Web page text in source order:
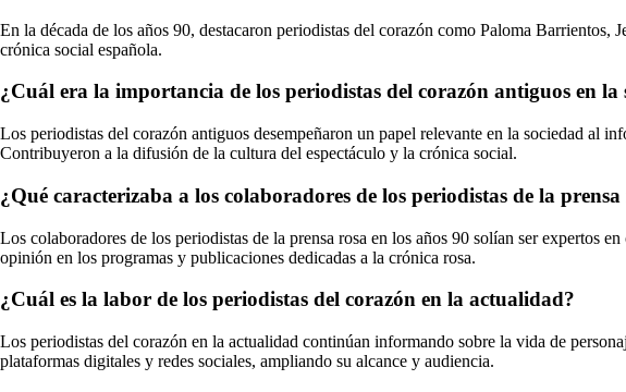
En la década de los años 90, destacaron periodistas del corazón como Paloma
crónica social española.
¿Cuál era la importancia de los periodistas del corazón antiguos en la
Los periodistas del corazón antiguos desempeñaron un papel relevante en la sociedad al
Contribuyeron a la difusión de la cultura del espectáculo y la crónica social.
¿Qué caracterizaba a los colaboradores de los periodistas de la prensa
Los colaboradores de los periodistas de la prensa rosa en los años 90 solían ser expertos
opinión en los programas y publicaciones dedicadas a la crónica rosa.
¿Cuál es la labor de los periodistas del corazón en la actualidad?
Los periodistas del corazón en la actualidad continúan informando sobre la vida de
plataformas digitales y redes sociales, ampliando su alcance y audiencia.